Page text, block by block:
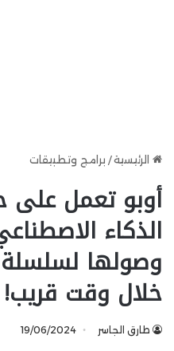
الرئيسية/ برامج وتطبيقات
أوبو تعمل على
الذكاء
خلال وقت قريب!
طارق الجاسر 19/06/2024